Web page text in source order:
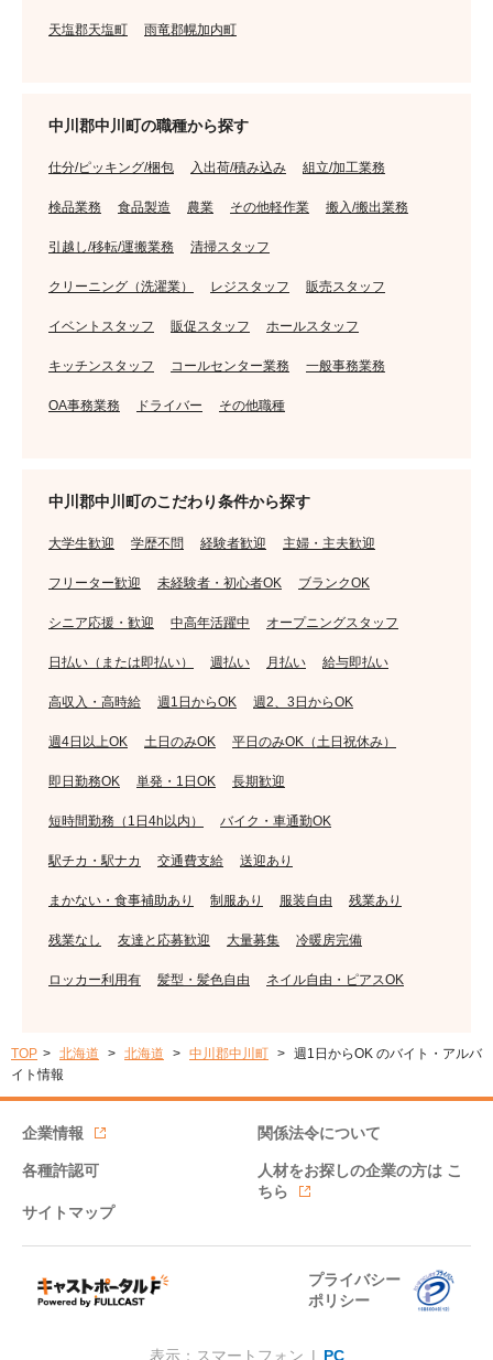
天塩郡天塩町 雨竜郡幌加内町
中川郡中川町の職種から探す
仕分/ピッキング/梱包 入出荷/積み込み 組立/加工業務
検品業務 食品製造 農業 その他軽作業 搬入/搬出業務
引越し/移転/運搬業務 清掃スタッフ
クリーニング（洗濯業） レジスタッフ 販売スタッフ
イベントスタッフ 販促スタッフ ホールスタッフ
キッチンスタッフ コールセンター業務 一般事務業務
OA事務業務 ドライバー その他職種
中川郡中川町のこだわり条件から探す
大学生歓迎 学歴不問 経験者歓迎 主婦・主夫歓迎
フリーター歓迎 未経験者・初心者OK ブランクOK
シニア応援・歓迎 中高年活躍中 オープニングスタッフ
日払い（または即払い） 週払い 月払い 給与即払い
高収入・高時給 週1日からOK 週2、3日からOK
週4日以上OK 土日のみOK 平日のみOK（土日祝休み）
即日勤務OK 単発・1日OK 長期歓迎
短時間勤務（1日4h以内） バイク・車通勤OK
駅チカ・駅ナカ 交通費支給 送迎あり
まかない・食事補助あり 制服あり 服装自由 残業あり
残業なし 友達と応募歓迎 大量募集 冷暖房完備
ロッカー利用有 髪型・髪色自由 ネイル自由・ピアスOK
TOP 北海道 北海道 中川郡中川町
週1日からOK のバイト・アルバ
イト情報
企業情報 関係法令について
各種許認可 人材をお探しの企業の方は こ
ちら
サイトマップ
プライバシー
ポリシー
表示：スマートフォン | PC